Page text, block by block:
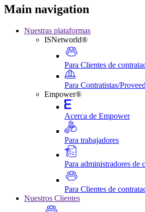
Main navigation
Nuestras plataformas
ISNetworld®
Para Clientes de
Para Contratistas/
Empower®
Acerca de Empower
Para trabajadores
Para administradores de
Para Clientes de
Nuestros Clientes